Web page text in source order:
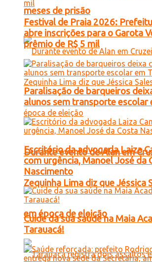
meses de prisão
Durante evento de Alan em
Zequinha Lima diz que Jéssica
em época de eleição
Festival de Praia 2026:
abre inscrições para o Garota
prêmio de R$ 5 mil
Paralisação de barqueiros
alunos sem transporte escolar
Escritório da advogada Laiza
com urgência, Manoel José da
Nascimento
Cuide da sua saúde na Maia
Tarauacá!